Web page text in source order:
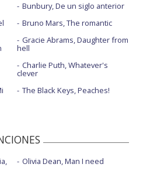
Bunbury, De un siglo anterior
Bruno Mars, The romantic
Gracie Abrams, Daughter from
hell
Charlie Puth, Whatever's
clever
The Black Keys, Peaches!
Olivia Dean, Man I need